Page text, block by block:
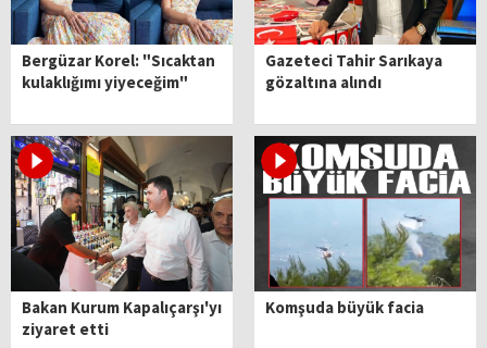
Bergüzar Korel: "Sıcaktan
kulaklığımı yiyeceğim"
Gazeteci Tahir Sarıkaya
gözaltına alındı
Bakan Kurum Kapalıçarşı'yı
ziyaret etti
Komşuda büyük facia